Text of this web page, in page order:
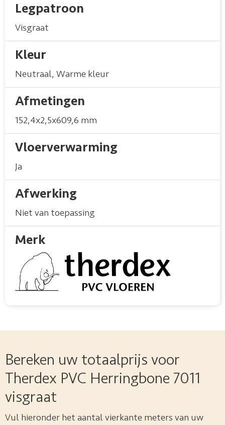
Legpatroon
Visgraat
Kleur
Neutraal, Warme kleur
Afmetingen
152,4x2,5x609,6 mm
Vloerverwarming
Ja
Afwerking
Niet van toepassing
Merk
Bereken uw totaalprijs voor
Therdex PVC Herringbone 7011
visgraat
Vul hieronder het aantal vierkante meters van uw